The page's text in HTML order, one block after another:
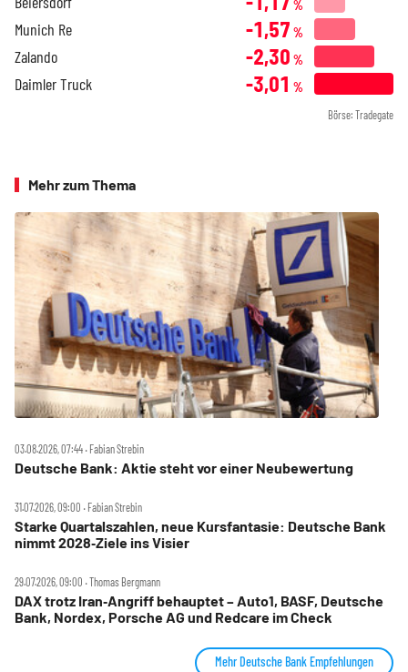
%
Munich Re -1,57 %
Zalando -2,30 %
Daimler Truck -3,01 %
Börse: Tradegate
Mehr zum Thema
03.08.2026, 07:44 ‧ Fabian Strebin
Deutsche Bank: Aktie steht vor einer Neubewertung
31.07.2026, 09:00 ‧ Fabian Strebin
Starke Quartalszahlen, neue Kursfantasie: Deutsche Bank
nimmt 2028‑Ziele ins Visier
29.07.2026, 09:00 ‧ Thomas Bergmann
DAX trotz Iran‑Angriff behauptet – Auto1, BASF, Deutsche
Bank, Nordex, Porsche AG und Redcare im Check
Mehr Deutsche Bank Empfehlungen